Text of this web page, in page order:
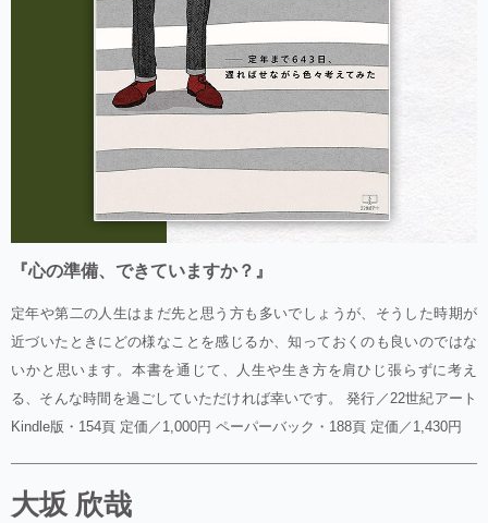
『心の準備、できていますか？』
定年や第二の人生はまだ先と思う方も多いでしょうが、そうした時期が
近づいたときにどの様なことを感じるか、知っておくのも良いのではな
いかと思います。本書を通じて、人生や生き方を肩ひじ張らずに考え
る、そんな時間を過ごしていただければ幸いです。 発行／22世紀アート
Kindle版・154頁 定価／1,000円 ペーパーバック・188頁 定価／1,430円
大坂 欣哉